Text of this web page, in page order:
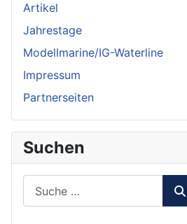
Artikel
Jahrestage
Modellmarine/IG-Waterline
Impressum
Partnerseiten
Suchen